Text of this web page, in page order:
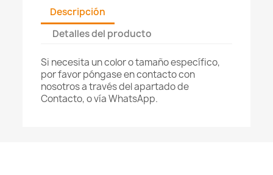
Descripción
Detalles del producto
Si necesita un color o tamaño específico,
por favor póngase en contacto con
nosotros a través del apartado de
Contacto, o vía WhatsApp.